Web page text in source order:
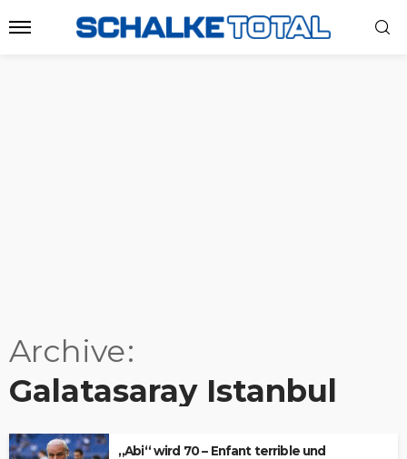
Archive
Galatasaray Istanbul
„Abi“ wird 70 – Enfant terrible und